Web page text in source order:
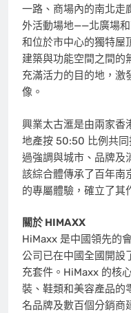
一路、商場內的南北走
外活動場地——北廣場
和位於市中心的獨特屋
建築與功能空間之間的
充滿活力的目的地，激
像。
興業太古滙是由兩家
地產按 50:50 比例共
過強調與城市、品牌及
該綜合體傳承了百年南
的專屬體驗，確立了其
關於 HIMAXX
HiMaxx 是中國領先的
公司已在中國全國開設
充套件。HiMaxx 的核
裝、鞋類和美容產品的
名品牌及數百個分銷商